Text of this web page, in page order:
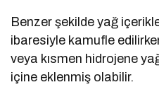
Benzer şekilde yağ
ibaresiyle kamufle
veya kısmen hidrojene
içine eklenmiş olabilir.